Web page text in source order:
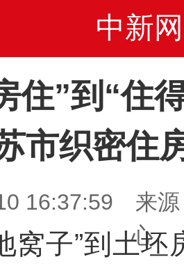
中新网
住”到“住
市织密住
16:37:59 来源
心
子”到土坯